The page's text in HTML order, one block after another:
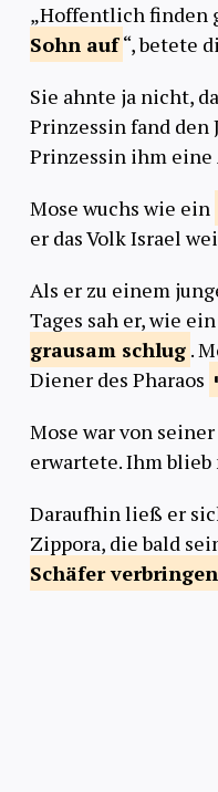
„Hoffentlich finden
Sohn auf “, betete
Sie ahnte ja nicht,
Prinzessin fand den
Prinzessin ihm eine
Mose wuchs wie ein
er das Volk Israel
Als er zu einem
Tages sah er, wie
grausam schlug .
Diener des Pharaos
Mose war von
erwartete. Ihm blieb
Daraufhin ließ er
Zippora, die bald
Schäferverbringen